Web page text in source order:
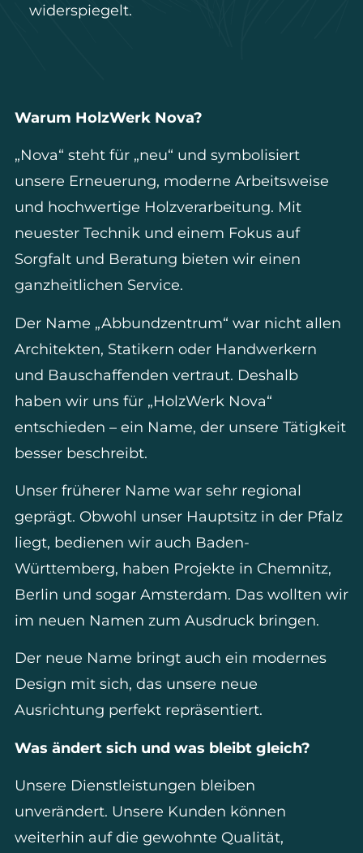
widerspiegelt.
Warum HolzWerk Nova?
„Nova“ steht für „neu“ und symbolisiert
unsere Erneuerung, moderne Arbeitsweise
und hochwertige Holzverarbeitung. Mit
neuester Technik und einem Fokus auf
Sorgfalt und Beratung bieten wir einen
ganzheitlichen Service.
Der Name „Abbundzentrum“ war nicht allen
Architekten, Statikern oder Handwerkern
und Bauschaffenden vertraut. Deshalb
haben wir uns für „HolzWerk Nova“
entschieden – ein Name, der unsere Tätigkeit
besser beschreibt.
Unser früherer Name war sehr regional
geprägt. Obwohl unser Hauptsitz in der Pfalz
liegt, bedienen wir auch Baden-
Württemberg, haben Projekte in Chemnitz,
Berlin und sogar Amsterdam. Das wollten wir
im neuen Namen zum Ausdruck bringen.
Der neue Name bringt auch ein modernes
Design mit sich, das unsere neue
Ausrichtung perfekt repräsentiert.
Was ändert sich und was bleibt gleich?
Unsere Dienstleistungen bleiben
unverändert. Unsere Kunden können
weiterhin auf die gewohnte Qualität,